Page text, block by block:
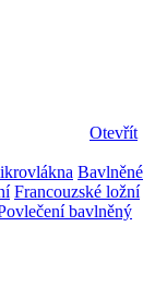
Otevřít
Bavlněné
Francouzské ložní
bavlněný